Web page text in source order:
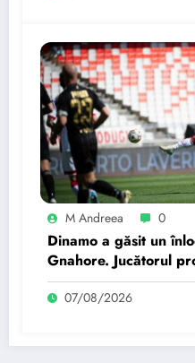
M Andreea 0
Dinamo a găsit un
Gnahore. Jucătorul
07/08/2026